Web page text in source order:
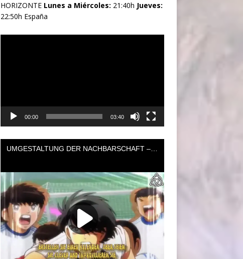
HORIZONTE Lunes a Miércoles: 21:40h Jueves:
22:50h España
00:00 03:40